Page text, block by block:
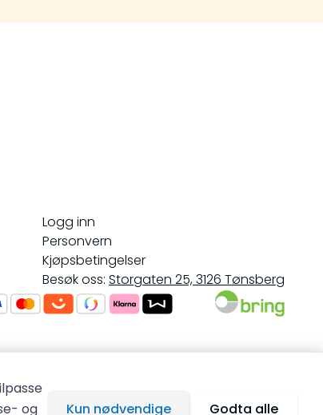
Logg inn
Personvern
Kjøpsbetingelser
Besøk oss: Storgaten 25, 3126 Tønsberg
og
Kun nødvendige Godta alle